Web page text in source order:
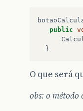
public
}
O que será
obs: o método